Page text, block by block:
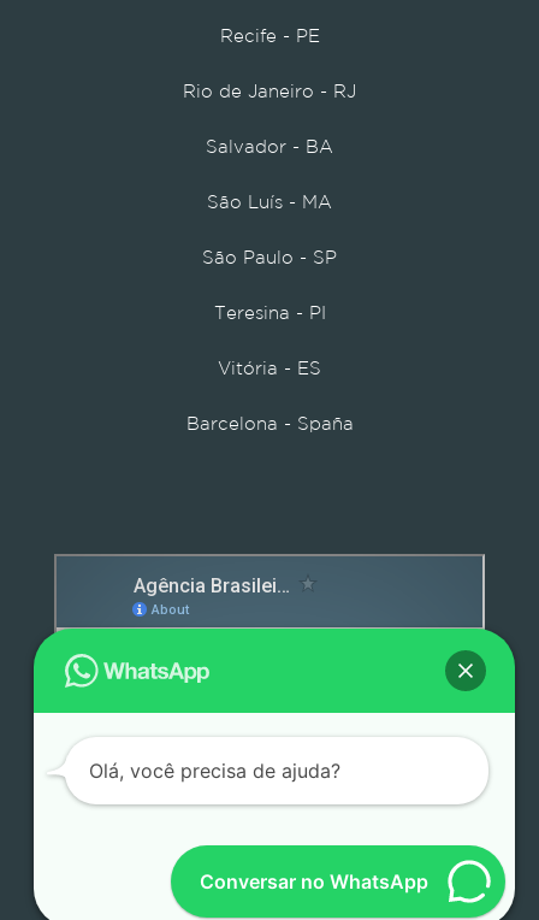
Recife - PE
Rio de Janeiro - RJ
Salvador - BA
São Luís - MA
São Paulo - SP
Teresina - PI
Vitória - ES
Barcelona - Spaña
Conversar no WhatsApp
Olá, você precisa de ajuda?